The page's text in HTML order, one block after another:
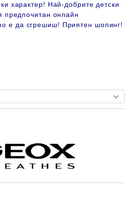
характер! Най-добрите детски
предпочитан онлайн
е да сгрешиш! Приятен шопинг!